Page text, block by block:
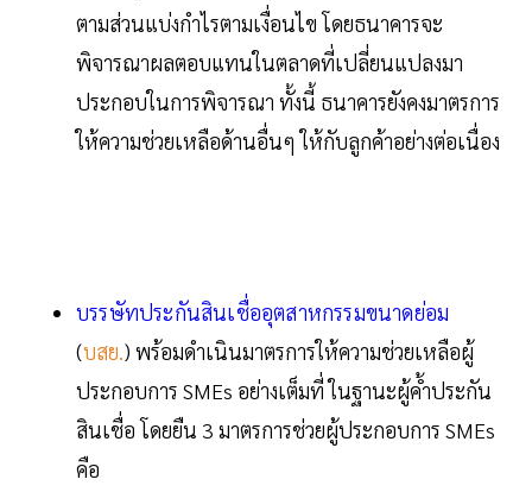
ตามส่วนแบ่งกำไรตามเงื่อนไข โดยธนาคารจะ
พิจารณาผลตอบแทนในตลาดที่เปลี่ยนแปลงมา
ประกอบในการพิจารณา ทั้งนี้ ธนาคารยังคงมาตรการ
ให้ความช่วยเหลือด้านอื่นๆ ให้กับลูกค้าอย่างต่อเนื่อง
บรรษัทประกันสินเชื่ออุตสาหกรรมขนาดย่อม
(บสย.) พร้อมดำเนินมาตรการให้ความช่วยเหลือผู้
ประกอบการ SMEs อย่างเต็มที่ ในฐานะผู้ค้ำประกัน
สินเชื่อ โดยยืน 3 มาตรการช่วยผู้ประกอบการ SMEs
คือ